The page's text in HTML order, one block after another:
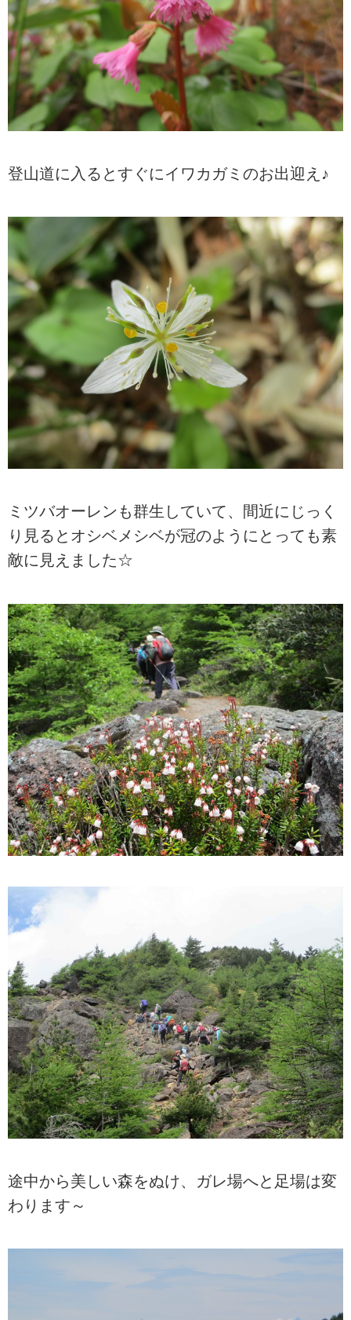
登山道に入るとすぐにイワカガミのお出迎え♪
ミツバオーレンも群生していて、間近にじっく
り見るとオシベメシベが冠のようにとっても素
敵に見えました☆
途中から美しい森をぬけ、ガレ場へと足場は変
わります～